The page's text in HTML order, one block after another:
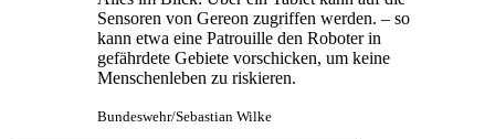
Sensoren von Gereon zugriffen werden. – so
kann etwa eine Patrouille den Roboter in
gefährdete Gebiete vorschicken, um keine
Menschenleben zu riskieren.
Bundeswehr/Sebastian Wilke